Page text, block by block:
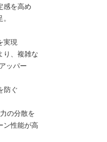
感を高め
実現
り、複雑な
ッパー
防ぐ
の分散を
ン性能が高